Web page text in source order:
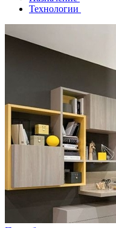
Технологии